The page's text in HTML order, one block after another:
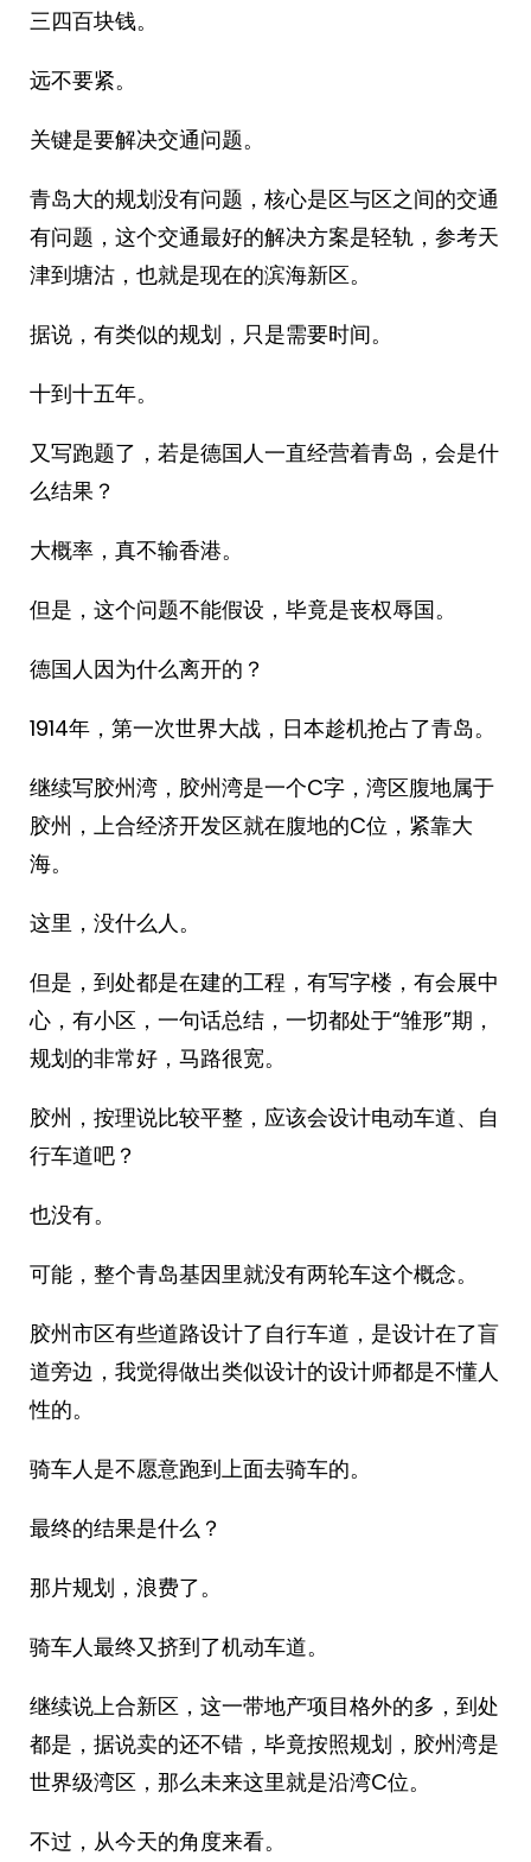
三四百块钱。
远不要紧。
关键是要解决交通问题。
青岛大的规划没有问题，核心是区与区之间的交通
有问题，这个交通最好的解决方案是轻轨，参考天
津到塘沽，也就是现在的滨海新区。
据说，有类似的规划，只是需要时间。
十到十五年。
又写跑题了，若是德国人一直经营着青岛，会是什
么结果？
大概率，真不输香港。
但是，这个问题不能假设，毕竟是丧权辱国。
德国人因为什么离开的？
1914年，第一次世界大战，日本趁机抢占了青岛。
继续写胶州湾，胶州湾是一个C字，湾区腹地属于
胶州，上合经济开发区就在腹地的C位，紧靠大
海。
这里，没什么人。
但是，到处都是在建的工程，有写字楼，有会展中
心，有小区，一句话总结，一切都处于“雏形”期，
规划的非常好，马路很宽。
胶州，按理说比较平整，应该会设计电动车道、自
行车道吧？
也没有。
可能，整个青岛基因里就没有两轮车这个概念。
胶州市区有些道路设计了自行车道，是设计在了盲
道旁边，我觉得做出类似设计的设计师都是不懂人
性的。
骑车人是不愿意跑到上面去骑车的。
最终的结果是什么？
那片规划，浪费了。
骑车人最终又挤到了机动车道。
继续说上合新区，这一带地产项目格外的多，到处
都是，据说卖的还不错，毕竟按照规划，胶州湾是
世界级湾区，那么未来这里就是沿湾C位。
不过，从今天的角度来看。